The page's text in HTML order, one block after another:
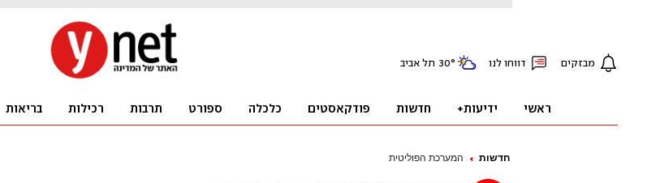
חדשות המערכת הפוליטית